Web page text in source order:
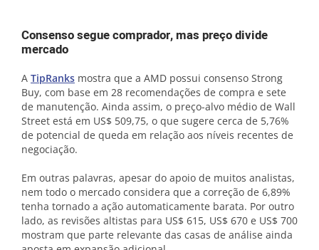
Consenso segue comprador, mas preço divide
mercado
A TipRanks mostra que a AMD possui consenso Strong
Buy, com base em 28 recomendações de compra e sete
de manutenção. Ainda assim, o preço-alvo médio de Wall
Street está em US$ 509,75, o que sugere cerca de 5,76%
de potencial de queda em relação aos níveis recentes de
negociação.
Em outras palavras, apesar do apoio de muitos analistas,
nem todo o mercado considera que a correção de 6,89%
tenha tornado a ação automaticamente barata. Por outro
lado, as revisões altistas para US$ 615, US$ 670 e US$ 700
mostram que parte relevante das casas de análise ainda